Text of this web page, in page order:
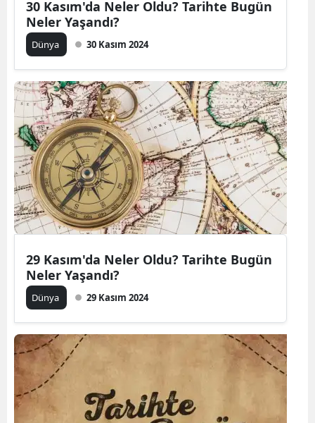
30 Kasım'da Neler Oldu? Tarihte Bugün
Neler Yaşandı?
Dünya 30 Kasım 2024
29 Kasım'da Neler Oldu? Tarihte Bugün
Neler Yaşandı?
Dünya 29 Kasım 2024